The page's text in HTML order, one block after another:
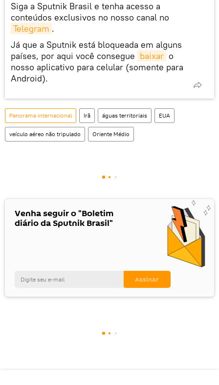
Siga a Sputnik Brasil e tenha acesso a
conteúdos exclusivos no nosso canal no
Telegram .
Já que a Sputnik está bloqueada em alguns
países, por aqui você consegue baixar o
nosso aplicativo para celular (somente para
Android).
Panorama internacional Irã águas territoriais EUA
veículo aéreo não tripulado Oriente Médio
Venha seguir o "Boletim
diário da Sputnik Brasil"